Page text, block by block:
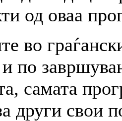
од оваа
во
по
самата
други свои